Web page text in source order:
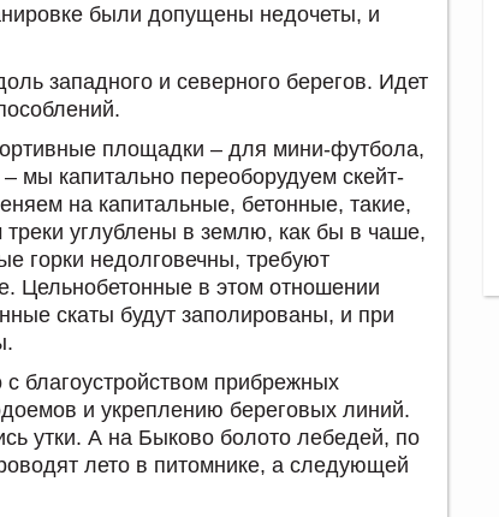
были допущены недочеты, и
западного и северного берегов. Идет
площадки – для мини-футбола,
мы капитально переоборудуем скейт-
на капитальные, бетонные, такие,
углублены в землю, как бы в чаше,
горки недолговечны, требуют
Цельнобетонные в этом отношении
скаты будут заполированы, и при
благоустройством прибрежных
и укреплению береговых линий.
утки. А на Быково болото лебедей, по
лето в питомнике, а следующей